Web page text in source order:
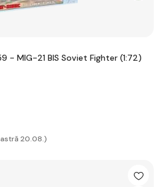
- MIG-21 BIS Soviet Fighter (1:72)
20.08.)